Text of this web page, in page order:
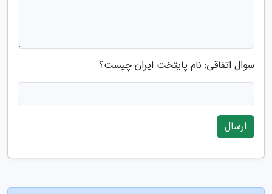
سوال اتفاقی: نام پایتخت ایران چیست؟
ارسال